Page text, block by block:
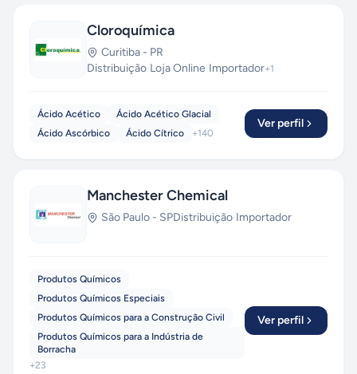
Cloroquímica
Curitiba - PR
Distribuição·Loja Online·Importador+1
Ácido Acético
Ácido Acético Glacial
Ácido Ascórbico
Ácido Cítrico +140
Ver perfil
Manchester Chemical
São Paulo - SPDistribuição·Importador
Produtos Químicos
Produtos Químicos Especiais
Produtos Químicos para a Construção Civil
Produtos Químicos para a Indústria de
Borracha
+23
Ver perfil